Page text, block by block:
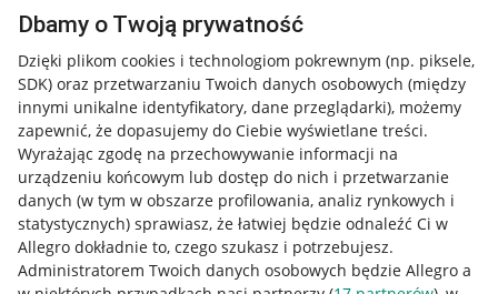
Dbamy o Twoją prywatność
Dzięki plikom cookies i technologiom pokrewnym (np. piksele,
SDK) oraz przetwarzaniu Twoich danych osobowych (między
innymi unikalne identyfikatory, dane przeglądarki), możemy
zapewnić, że dopasujemy do Ciebie wyświetlane treści.
Wyrażając zgodę na przechowywanie informacji na
urządzeniu końcowym lub dostęp do nich i przetwarzanie
danych (w tym w obszarze profilowania, analiz rynkowych i
statystycznych) sprawiasz, że łatwiej będzie odnaleźć Ci w
Allegro dokładnie to, czego szukasz i potrzebujesz.
Administratorem Twoich danych osobowych będzie Allegro a